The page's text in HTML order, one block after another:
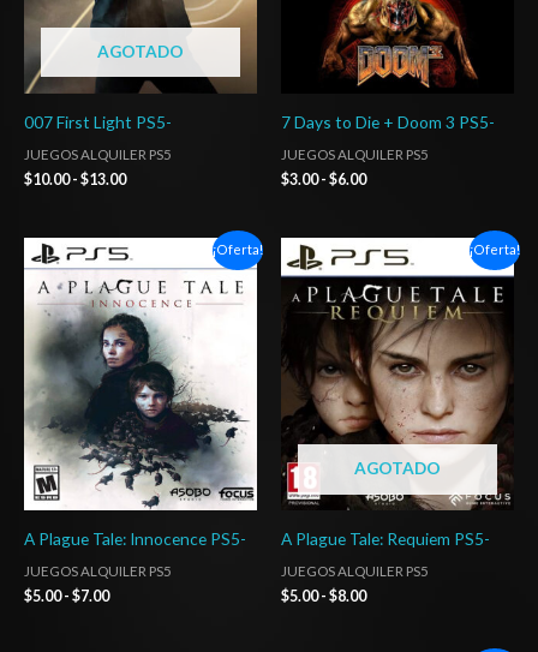
AGOTADO
007 First Light PS5-
JUEGOS ALQUILER PS5
$10.00 - $13.00
7 Days to Die + Doom 3 PS5-
JUEGOS ALQUILER PS5
$3.00 - $6.00
¡Oferta!
A Plague Tale: Innocence PS5-
JUEGOS ALQUILER PS5
$5.00 - $7.00
Rango
de
precios:
desde
$5.00
hasta
$7.00
¡Oferta!
AGOTADO
A Plague Tale: Requiem PS5-
JUEGOS ALQUILER PS5
$5.00 - $8.00
Rango
de
precios:
desde
$5.00
hasta
$8.00